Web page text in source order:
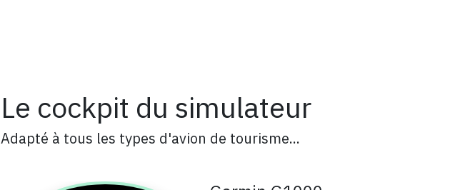
Le cockpit du simulateur
Adapté à tous les types d'avion de tourisme...